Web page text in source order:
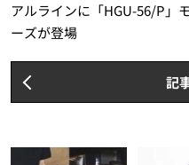
アルラインに「HGU-56/P」
ーズが登場
記